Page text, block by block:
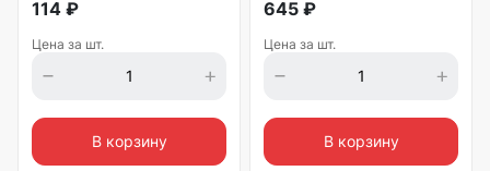
114 ₽
Цена за шт.
В корзину
645 ₽
Цена за шт.
В корзину